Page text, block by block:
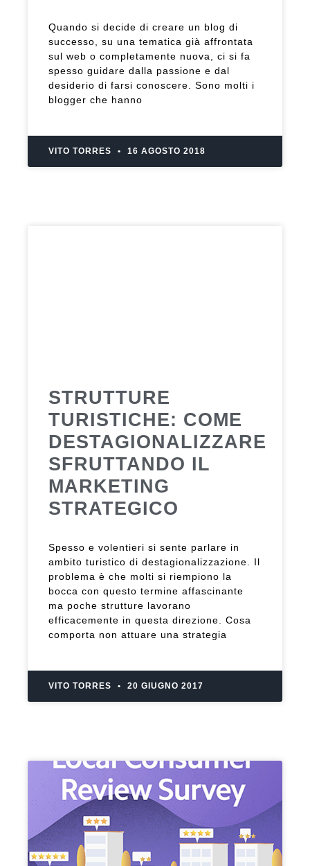
Quando si decide di creare un blog di
successo, su una tematica già affrontata
sul web o completamente nuova, ci si fa
spesso guidare dalla passione e dal
desiderio di farsi conoscere. Sono molti i
blogger che hanno
VITO TORRES 16 AGOSTO 2018
STRUTTURE
TURISTICHE: COME
DESTAGIONALIZZARE
SFRUTTANDO IL
MARKETING
STRATEGICO
Spesso e volentieri si sente parlare in
ambito turistico di destagionalizzazione. Il
problema è che molti si riempiono la
bocca con questo termine affascinante
ma poche strutture lavorano
efficacemente in questa direzione. Cosa
comporta non attuare una strategia
VITO TORRES 20 GIUGNO 2017